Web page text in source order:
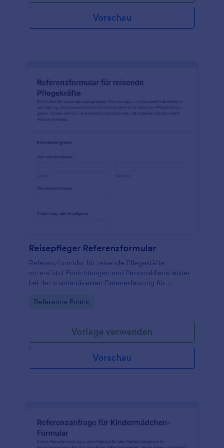
Vorschau
Reisepfleger Referenzformular
Referenzformular für reisende Pflegekräfte
unterstützt Einrichtungen und Personaldienstleister
bei der standardisierten Datenerfassung für
schnell eingeholt und als Formularantworten
Go to Category:
Reference Forms
Vorlage verwenden
Vorschau